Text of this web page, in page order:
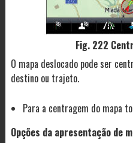
Fig. 222
O mapa deslocado pode ser
destino ou trajeto.
Para a centragem do mapa
Opções da apresentação de